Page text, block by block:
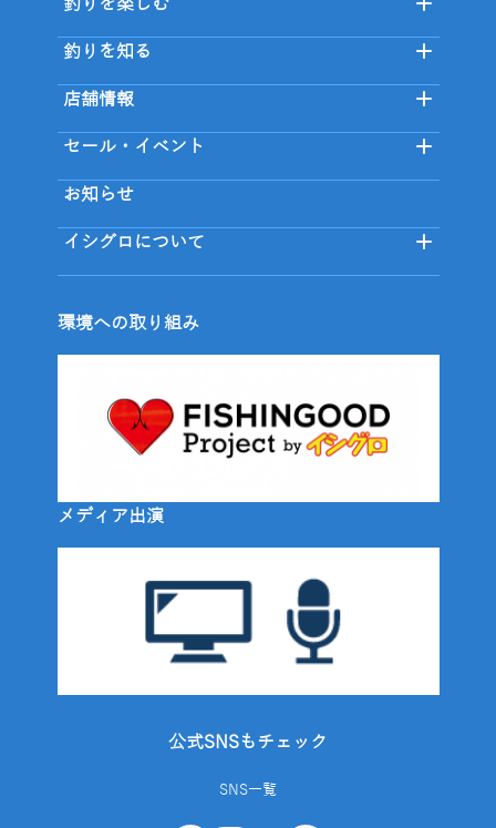
釣りを楽しむ
釣りを知る
店舗情報
セール・イベント
お知らせ
イシグロについて
環境への取り組み
メディア出演
公式SNSもチェック
SNS一覧